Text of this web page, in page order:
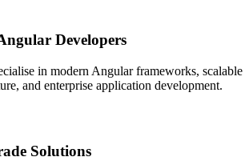
Developers
in modern Angular frameworks, scalable
and enterprise application development.
Solutions